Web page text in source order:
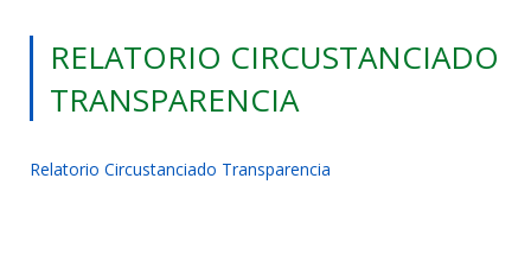
RELATORIO CIRCUSTANCIADO
TRANSPARENCIA
Relatorio Circustanciado Transparencia